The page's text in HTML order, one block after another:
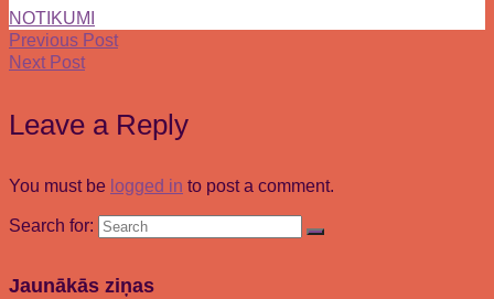
NOTIKUMI
Previous Post
Next Post
Leave a Reply
You must be logged in to post a comment.
Search for:
Jaunākās ziņas